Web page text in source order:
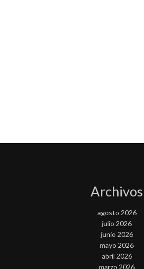
Archivos
agosto 2026
julio 2026
junio 2026
mayo 2026
abril 2026
marzo 2026